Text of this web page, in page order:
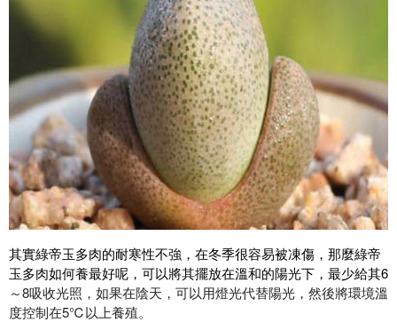
其實綠帝玉多肉的耐寒性不強，在冬季很容易被凍傷，那麼綠帝
玉多肉如何養最好呢，可以將其擺放在溫和的陽光下，最少給其6
～8吸收光照，如果在陰天，可以用燈光代替陽光，然後將環境溫
度控制在5℃以上養殖。